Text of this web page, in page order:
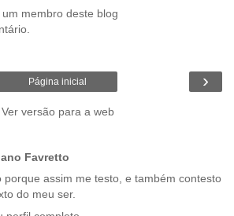
membro deste blog
›
Página inicial
Ver versão para a web
Favretto
porque assim me testo, e também contesto
do meu ser.